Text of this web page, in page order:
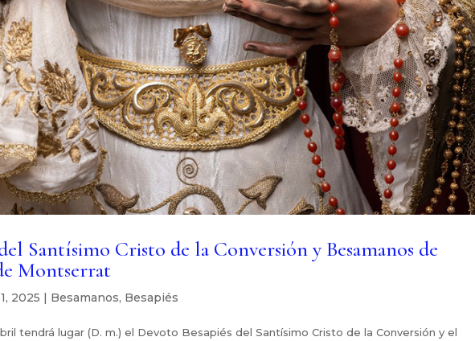
Santísimo Cristo de la Conversión y Besamanos de
Montserrat
2025 | Besamanos, Besapiés
tendrá lugar (D. m.) el Devoto Besapiés del Santísimo Cristo de la Conversión y el